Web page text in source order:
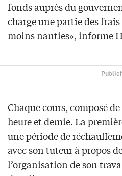
fonds auprès du
charge une partie des
moins nanties», informe
Chaque cours, composé
heure et demie. La
une période de
avec son tuteur à propos
l’organisation de son